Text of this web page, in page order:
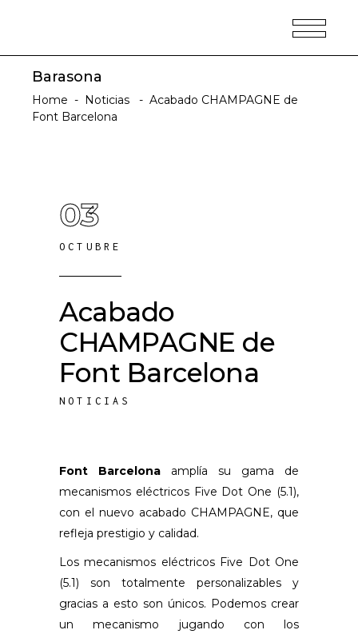
Barasona
Home - Noticias - Acabado CHAMPAGNE de
Font Barcelona
03
OCTUBRE
Acabado
CHAMPAGNE de
Font Barcelona
NOTICIAS
Font Barcelona amplía su gama de
mecanismos eléctricos Five Dot One (5.1),
con el nuevo acabado CHAMPAGNE, que
refleja prestigio y calidad.
Los mecanismos eléctricos Five Dot One
(5.1) son totalmente personalizables y
gracias a esto son únicos. Podemos crear
un mecanismo jugando con los